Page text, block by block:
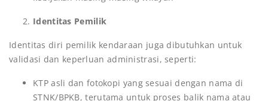
Identitas Pemilik
Identitas diri pemilik kendaraan juga dibutuhkan untuk
validasi dan keperluan administrasi, seperti:
KTP asli dan fotokopi yang sesuai dengan nama di
STNK/BPKB, terutama untuk proses balik nama atau